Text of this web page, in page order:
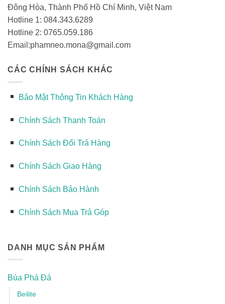
Đông Hòa, Thành Phố Hồ Chí Minh, Việt Nam
Hotline 1: 084.343.6289
Hotline 2: 0765.059.186
Email:phamneo.mona@gmail.com
CÁC CHÍNH SÁCH KHÁC
Bảo Mật Thông Tin Khách Hàng
Chính Sách Thanh Toán
Chính Sách Đổi Trả Hàng
Chính Sách Giao Hàng
Chính Sách Bảo Hành
Chính Sách Mua Trả Góp
DANH MỤC SẢN PHẨM
Búa Phá Đá
Beilite